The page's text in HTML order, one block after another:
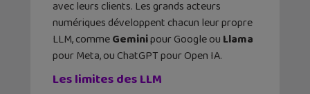
avec leurs clients. Les grands acteurs
numériques développent chacun leur propre
LLM, commeGeminipour Google ou Llama
pour Meta, ou ChatGPT pour Open IA.
Les limites des LLM